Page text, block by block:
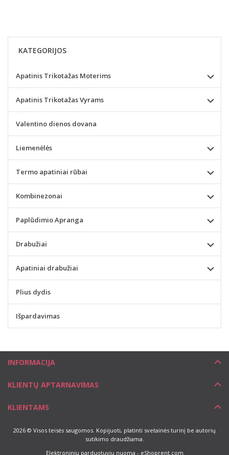
KATEGORIJOS
Apatinis Trikotažas Moterims
Apatinis Trikotažas Vyrams
Valentino dienos dovana
Liemenėlės
Termo apatiniai rūbai
Kombinezonai
Paplūdimio Apranga
Drabužiai
Apatiniai drabužiai
Plius dydis
Išpardavimas
INFORMACIJA
KLIENTŲ APTARNAVIMAS
KLIENTAMS
2026 © Visos teisės saugomos. Kopijuoti, platinti svetainės turinį be autorių
sutikimo draudžiama.
Elektroninių parduotuvių nuoma - eShoprent.com